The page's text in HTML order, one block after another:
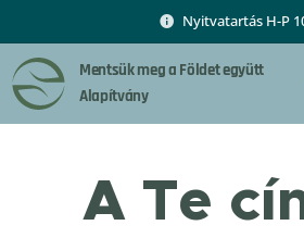
Nyitvatartás H-P
Mentsük meg a Földet együtt
Alapítvány
A Te